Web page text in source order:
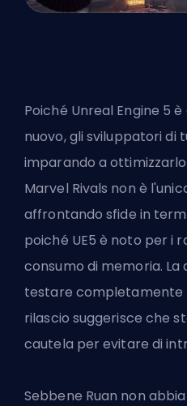
Poiché Unreal Engine 5
nuovo, gli sviluppatori
imparando a
Marvel Rivals non è
affrontando sfide in
poiché UE5 è noto per i
consumo di memoria. La
testare completamente
rilascio suggerisce che
cautela per evitare di
Sebbene Ruan non